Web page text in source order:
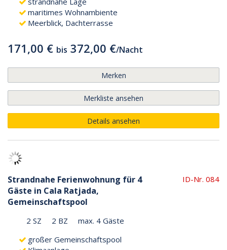
maritimes Wohnambiente
Meerblick, Dachterrasse
171,00 € bis 372,00 €/Nacht
Merken
Merkliste ansehen
Details ansehen
Strandnahe Ferienwohnung für 4
Gäste in Cala Ratjada,
Gemeinschaftspool
ID-Nr. 084
2 SZ 2 BZ
max. 4 Gäste
großer Gemeinschaftspool